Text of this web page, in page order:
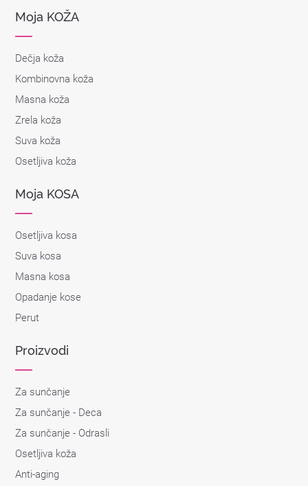
Moja KOŽA
Dečja koža
Kombinovna koža
Masna koža
Zrela koža
Suva koža
Osetljiva koža
Moja KOSA
Osetljiva kosa
Suva kosa
Masna kosa
Opadanje kose
Perut
Proizvodi
Za sunčanje
Za sunčanje - Deca
Za sunčanje - Odrasli
Osetljiva koža
Anti-aging